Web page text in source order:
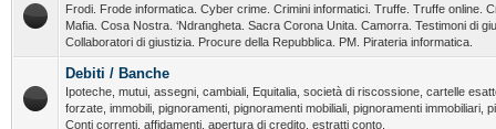
Frodi. Frode informatica. Cyber crime. Crimini informatici. Truffe. Truffe online.
Mafia. Cosa Nostra. ‘Ndrangheta. Sacra Corona Unita. Camorra. Testimoni di
Collaboratori di giustizia. Procure della Repubblica. PM. Pirateria informatica.
Debiti / Banche
Ipoteche, mutui, assegni, cambiali, Equitalia, società di riscossione, cartelle
forzate, immobili, pignoramenti, pignoramenti mobiliali, pignoramenti immobiliari,
Conti correnti, affidamenti, apertura di credito, estratti conto.